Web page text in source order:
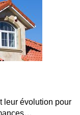
Entre circulation,